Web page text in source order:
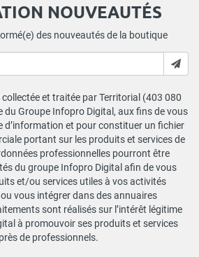
NOUVEAUTÉS
des nouveautés de la boutique
et traitée par Territorial (403 080
du Groupe Infopro Digital, aux fins de vous
et pour constituer un fichier
portant sur les produits et services de
professionnelles pourront être
du groupe Infopro Digital afin de vous
et/ou services utiles à vos activités
vous intégrer dans des annuaires
sont réalisés sur l’intérêt légitime
à promouvoir ses produits et services
de professionnels.